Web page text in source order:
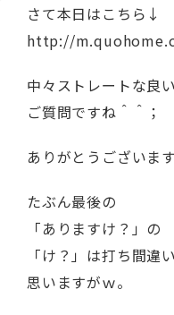
さて本日はこちら↓
http://
中々ストレートな良い
ご質問ですね＾＾；
ありがとうございます
たぶん最後の
「ありますけ？」の
「け？」は打ち間違
思いますがｗ。